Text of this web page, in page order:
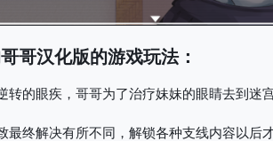
哥汉化版的游戏玩法：
的眼疾，哥哥为了治疗妹妹的眼睛去到迷
终解决有所不同，解锁各种支线内容以后